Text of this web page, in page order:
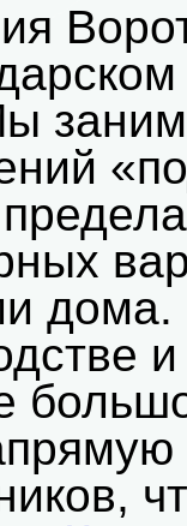
дома.